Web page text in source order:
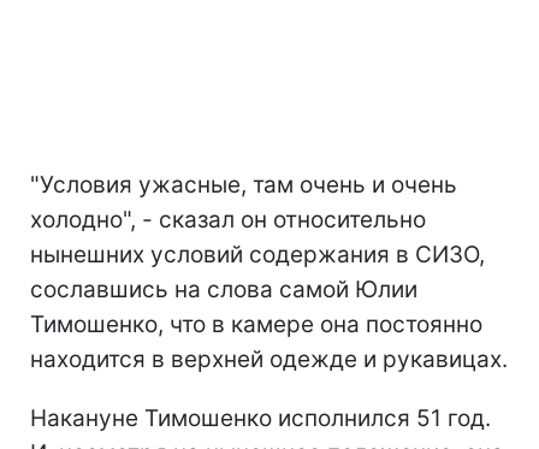
"Условия ужасные, там очень и очень
холодно", - сказал он относительно
нынешних условий содержания в СИЗО,
сославшись на слова самой Юлии
Тимошенко, что в камере она постоянно
находится в верхней одежде и рукавицах.
Накануне Тимошенко исполнился 51 год.